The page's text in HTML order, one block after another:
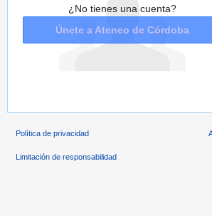
¿No tienes una cuenta?
Únete a Ateneo de Córdoba
Política de privacidad
Limitación de responsabilidad